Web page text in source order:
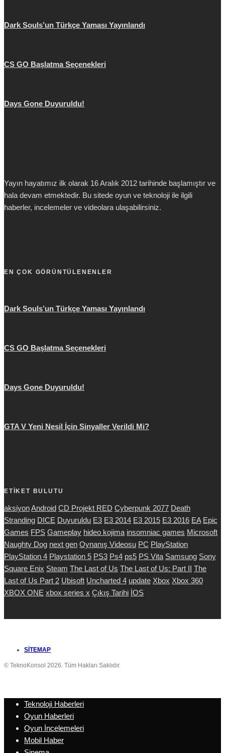
Dark Souls’un Türkçe Yaması Yayınlandı
CS GO Başlatma Seçenekleri
Days Gone Duyuruldu!
Yayın hayatımız ilk olarak 16 Aralık 2012 tarihinde başlamıştır ve
hala devam etmektedir. Bu sitede oyun ve teknoloji ile ilgili
haberler, incelemeler ve videolara ulaşabilirsiniz.
EN ÇOK GÖRÜNTÜLENENLER
Dark Souls’un Türkçe Yaması Yayınlandı
CS GO Başlatma Seçenekleri
Days Gone Duyuruldu!
GTA V Yeni Nesil İçin Sinyaller Verildi Mi?
ETİKET BULUTU
aksiyonAndroid CD Projekt RED Cyberpunk 2077 Death
Stranding DICE Duyuruldu E3 E3 2014 E3 2015 E3 2016 EA Epic
Games FPS Gameplay hideo kojima insomniac games Microsoft
Naughty Dog next gen Oynanış Videosu PC PlayStation
PlayStation 4 Playstation 5 PS3 Ps4 ps5 PS Vita Samsung Sony
Square Enix Steam The Last of Us The Last of Us: Part II The
Last of Us Part 2 Ubisoft Uncharted 4 update Xbox Xbox 360
XBOX ONE xbox series x Çıkış Tarihi İOS
SITEMAP
© TeknoKonsol 2026. Tüm Hakları Saklıdır.
Teknoloji Haberleri
Oyun Haberleri
Oyun İncelemeleri
Mobil Haber